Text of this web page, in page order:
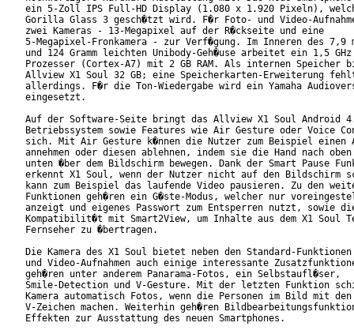
ein 5-Zoll IPS Full-HD Display (1.080 x 1.920 Pixeln),
Gorilla Glass 3 gesch�tzt wird. F�r Foto- und Video-
zwei Kameras - 13-Megapixel auf der R�ckseite und eine
5-Megapixel-Fronkamera - zur Verf�gung. Im Inneren des 7,9
und 124 Gramm leichten Unibody-Geh�use arbeitet ein 1,5 GHz
Prozesser (Cortex-A7) mit 2 GB RAM. Als internen Speicher
Allview X1 Soul 32 GB; eine Speicherkarten-Erweiterung
allerdings. F�r die Ton-Wiedergabe wird ein Yamaha
eingesetzt.
Auf der Software-Seite bringt das Allview X1 Soul Android
Betriebssystem sowie Features wie Air Gesture oder Voice
sich. Mit Air Gesture k�nnen die Nutzer zum Beispiel einen
annehmen oder diesen ablehnen, indem sie die Hand nach
unten �ber dem Bildschirm bewegen. Dank der Smart Pause
erkennt X1 Soul, wenn der Nutzer nicht auf den Bildschirm
kann zum Beispiel das laufende Video pausieren. Zu den
Funktionen geh�ren ein G�ste-Modus, welcher nur
anzeigt und eigenes Passwort zum Entsperren nutzt, sowie
Kompatibilit�t mit Smart2View, um Inhalte aus dem X1 Soul
Fernseher zu �bertragen.
Die Kamera des X1 Soul bietet neben den Standard-
und Video-Aufnahmen auch einige interessante
geh�ren unter anderem Panarama-Fotos, ein Selbstaufl�ser,
Smile-Detection und V-Gesture. Mit der letzten Funktion
Kamera automatisch Fotos, wenn die Personen im Bild mit
V-Zeichen machen. Weiterhin geh�ren
Effekten zur Ausstattung des neuen Smartphones.